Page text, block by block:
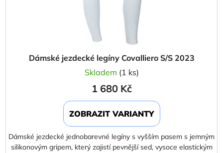
Dámské jezdecké legíny Covalliero S/S 2023
Skladem (1 ks)
1 680 Kč
ZOBRAZIT VARIANTY
Dámské jezdecké jednobarevné legíny s vyšším pasem s jemným
silikonovým gripem, který zajistí pevnější sed, vysoce elastickým